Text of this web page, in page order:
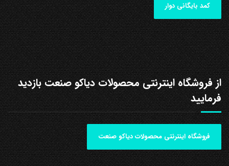
کمد بایگانی دوار
از فروشگاه اینترنتی محصولات دیاکو صنعت بازدید
فرمایید
فروشگاه اینترنتی محصولات دیاکو صنعت